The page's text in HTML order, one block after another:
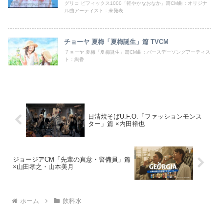
グリコ ビフィックス1000「軽やかなおなか」篇CM曲：オリジナ
ル曲アーティスト：未発表
チョーヤ 夏梅「夏梅誕生」篇 TVCM
チョーヤ 夏梅「夏梅誕生」篇CM曲：バースデーソングアーティス
ト：絢香
日清焼そばU.F.O.「ファッションモンス
ター」篇 ×内田裕也
ジョージアCM「先輩の真意・警備員」篇
×山田孝之・山本美月
ホーム 飲料水